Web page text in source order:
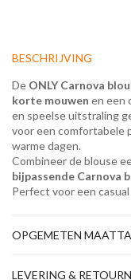
BESCHRIJVING
De ONLY Carnova
korte mouwen en een
en speelse uitstraling
voor een comfortabele
warme dagen.
Combineer de blouse
bijpassende Carnova
Perfect voor een
OPGEMETEN
LEVERING &